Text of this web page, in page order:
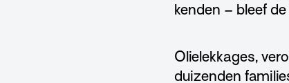
kenden – bleef
Olielekkages,
duizenden